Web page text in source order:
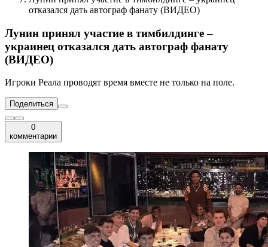
отказался дать автограф фанату (ВИДЕО)
Лунин принял участие в тимбилдинге –
украинец отказался дать автограф фанату
(ВИДЕО)
Игроки Реала проводят время вместе не только на поле.
Поделиться
0
комментарии